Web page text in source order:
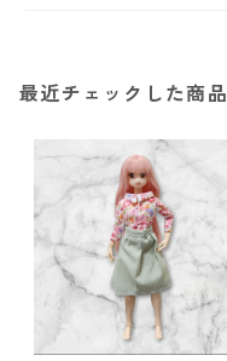
最近チェックした商品